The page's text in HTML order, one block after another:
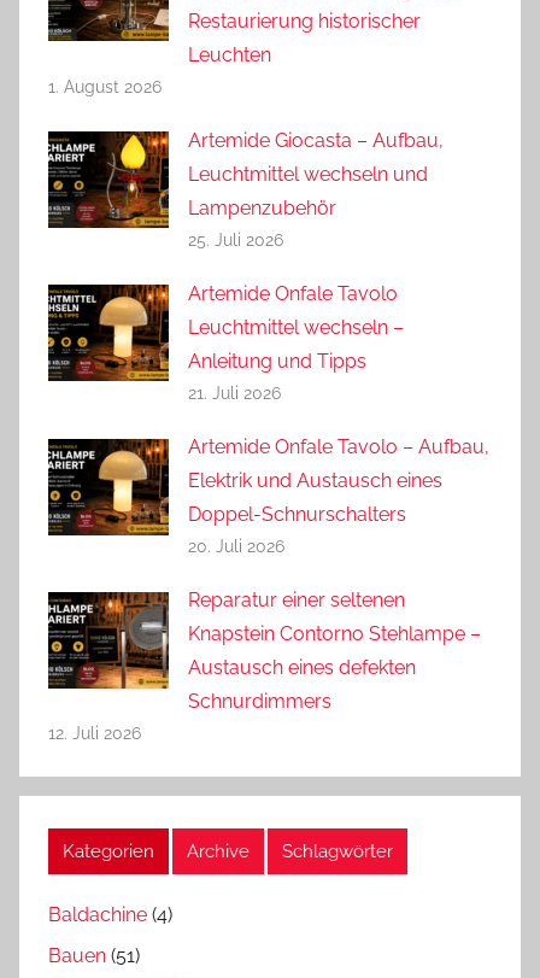
Restaurierung historischer
Leuchten
1. August 2026
Artemide Giocasta – Aufbau,
Leuchtmittel wechseln und
Lampenzubehör
25. Juli 2026
Artemide Onfale Tavolo
Leuchtmittel wechseln –
Anleitung und Tipps
21. Juli 2026
Artemide Onfale Tavolo – Aufbau,
Elektrik und Austausch eines
Doppel-Schnurschalters
20. Juli 2026
Reparatur einer seltenen
Knapstein Contorno Stehlampe –
Austausch eines defekten
Schnurdimmers
12. Juli 2026
Kategorien Archive Schlagwörter
Baldachine (4)
Bauen (51)